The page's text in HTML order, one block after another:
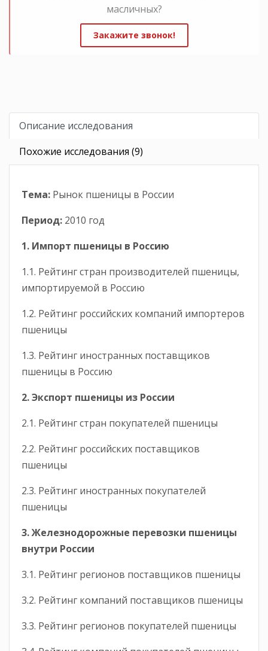
масличных?
Закажите звонок!
Описание исследования
Похожие исследования (9)
Тема: Рынок пшеницы в России
Период: 2010 год
1. Импорт пшеницы в Россию
1.1. Рейтинг стран производителей пшеницы,
импортируемой в Россию
1.2. Рейтинг российских компаний импортеров
пшеницы
1.3. Рейтинг иностранных поставщиков
пшеницы в Россию
2. Экспорт пшеницы из России
2.1. Рейтинг стран покупателей пшеницы
2.2. Рейтинг российских поставщиков
пшеницы
2.3. Рейтинг иностранных покупателей
пшеницы
3. Железнодорожные перевозки пшеницы
внутри России
3.1. Рейтинг регионов поставщиков пшеницы
3.2. Рейтинг компаний поставщиков пшеницы
3.3. Рейтинг регионов покупателей пшеницы